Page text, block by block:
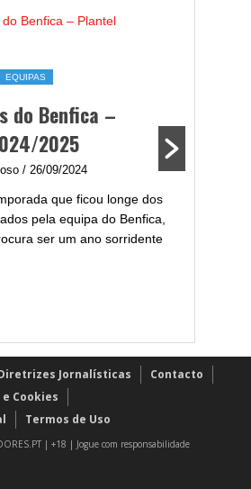
EQUIPAS
do Benfica –
2025
/ 26/09/2024
que ficou longe dos
pela equipa do Benfica,
ser um ano sorridente
Jornalísticas
Contacto
Cookies
Termos de Uso
| +18 | Jogue com responsabilidade